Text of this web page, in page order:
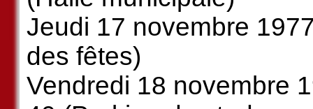
Jeudi 17 novembre
des fêtes)
Vendredi 18 novembre